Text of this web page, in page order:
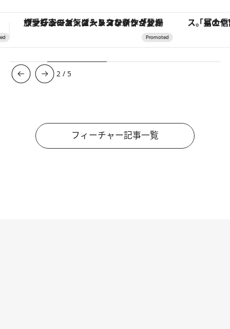
「星のや富士」でデジタルデトックス。冨士信仰の歴史を辿り、心身を調える。 【夏限定ディナーコース】旬を
3 / 5
フィーチャー記事一覧